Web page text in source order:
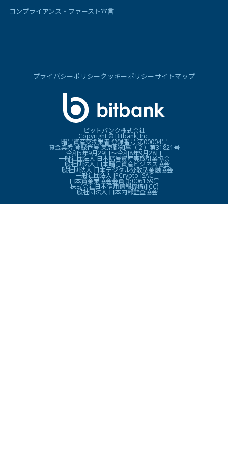
コンプライアンス・ファースト宣言
プライバシーポリシークッキーポリシーサイトマップ
ビットバンク株式会社
Copyright © Bitbank, Inc.
暗号資産交換業者 登録番号 第00004号
貸金業者 登録番号 東京都知事（２）第31821号
令和5年9月29日〜令和8年9月28日
一般社団法人 日本暗号資産等取引業協会
一般社団法人 日本暗号資産ビジネス協会
一般社団法人 日本デジタル分散型金融協会
一般社団法人 JPCrypto-ISAC
日本貸金業協会会員 第006169号
株式会社日本信用情報機構(JICC)
一般社団法人 日本内部監査協会